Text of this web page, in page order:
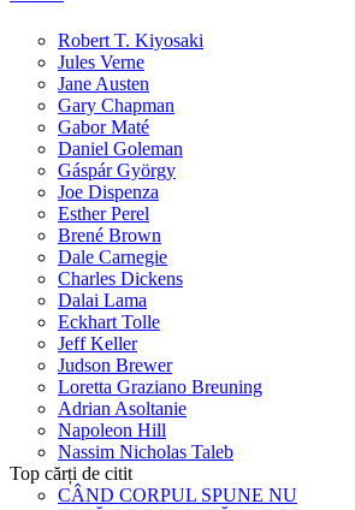
Robert T. Kiyosaki
Jules Verne
Jane Austen
Gary Chapman
Gabor Maté
Daniel Goleman
Gáspár György
Joe Dispenza
Esther Perel
Brené Brown
Dale Carnegie
Charles Dickens
Dalai Lama
Eckhart Tolle
Jeff Keller
Judson Brewer
Loretta Graziano Breuning
Adrian Asoltanie
Napoleon Hill
Nassim Nicholas Taleb
Top cărți de citit
CÂND CORPUL SPUNE NU